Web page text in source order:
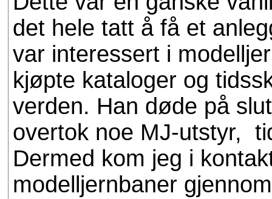
det hele tatt å få et
var interessert i
kjøpte kataloger og
verden. Han døde på
overtok noe MJ-utstyr,
Dermed kom jeg i
modelljernbaner